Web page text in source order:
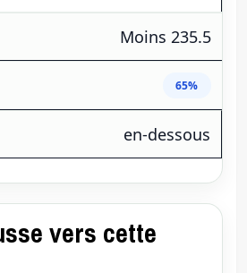
Moins 235.5
65%
en-dessous
vers cette